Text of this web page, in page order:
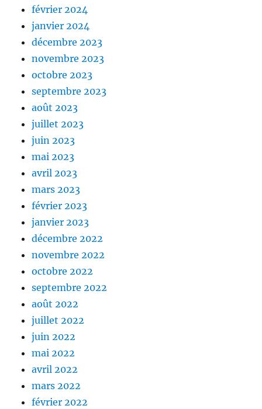
février 2024
janvier 2024
décembre 2023
novembre 2023
octobre 2023
septembre 2023
août 2023
juillet 2023
juin 2023
mai 2023
avril 2023
mars 2023
février 2023
janvier 2023
décembre 2022
novembre 2022
octobre 2022
septembre 2022
août 2022
juillet 2022
juin 2022
mai 2022
avril 2022
mars 2022
février 2022